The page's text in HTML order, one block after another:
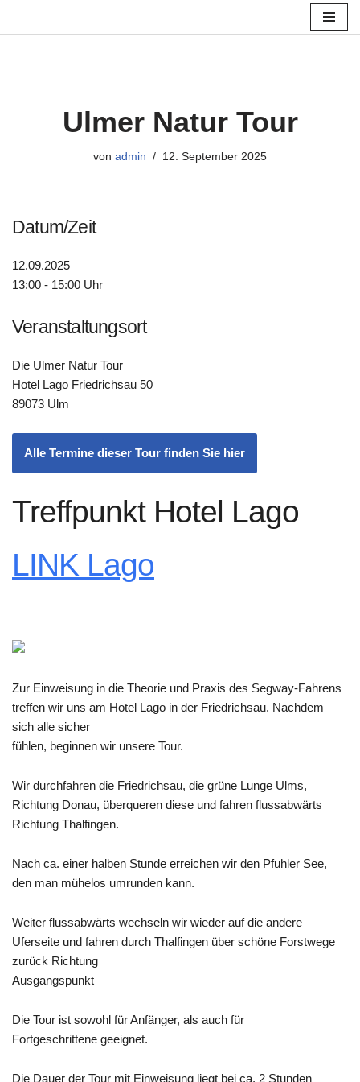
Ulmer Natur Tour
von admin 12. September 2025
Datum/Zeit
12.09.2025
13:00 - 15:00 Uhr
Veranstaltungsort
Die Ulmer Natur Tour
Hotel Lago Friedrichsau 50
89073 Ulm
Alle Termine dieser Tour finden Sie hier
Treffpunkt Hotel Lago
LINK Lago
Zur Einweisung in die Theorie und Praxis des Segway-Fahrens
treffen wir uns am Hotel Lago in der Friedrichsau. Nachdem
sich alle sicher
fühlen, beginnen wir unsere Tour.
Wir durchfahren die Friedrichsau, die grüne Lunge Ulms,
Richtung Donau, überqueren diese und fahren flussabwärts
Richtung Thalfingen.
Nach ca. einer halben Stunde erreichen wir den Pfuhler See,
den man mühelos umrunden kann.
Weiter flussabwärts wechseln wir wieder auf die andere
Uferseite und fahren durch Thalfingen über schöne Forstwege
zurück Richtung
Ausgangspunkt
Die Tour ist sowohl für Anfänger, als auch für
Fortgeschrittene geeignet.
Die Dauer der Tour mit Einweisung liegt bei ca. 2 Stunden